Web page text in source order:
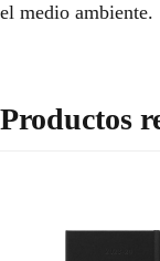
el medio ambiente.
Productos